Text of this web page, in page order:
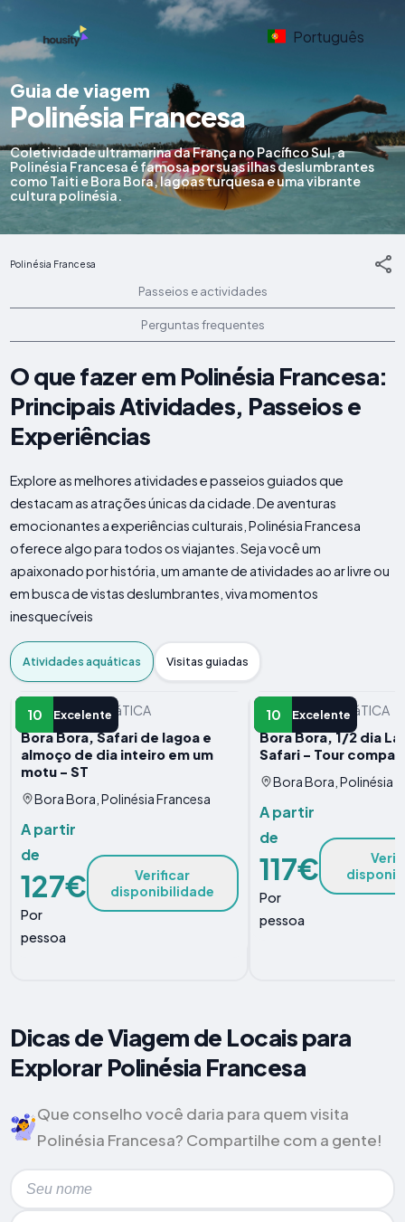
Português
Guia de viagem
Polinésia Francesa
Coletividade ultramarina da França no Pacífico Sul, a
Polinésia Francesa é famosa por suas ilhas deslumbrantes
como Taiti e Bora Bora, lagoas turquesa e uma vibrante
cultura polinésia.
Polinésia Francesa
Passeios e actividades
Perguntas frequentes
O que fazer em Polinésia Francesa:
Principais Atividades, Passeios e
Experiências
Explore as melhores atividades e passeios guiados que
destacam as atrações únicas da cidade. De aventuras
emocionantes a experiências culturais, Polinésia Francesa
oferece algo para todos os viajantes. Seja você um
apaixonado por história, um amante de atividades ao ar livre ou
em busca de vistas deslumbrantes, viva momentos
inesquecíveis
Atividades aquáticas Visitas guiadas
10 Excelente
ATIVIDADE AQUáTICA
Bora Bora, Safari de lagoa e
almoço de dia inteiro em um
motu - ST
Bora Bora, Polinésia Francesa
A partir
de
127€
Por
pessoa
Verificar
disponibilidade
10 Excelente
ATIVIDADE AQUáTICA
Bora Bora, 1/2 dia
Safari - Tour
Bora Bora, Polinésia
A partir
de
117€
Por
pessoa
Dicas de Viagem de Locais para
Explorar Polinésia Francesa
Que conselho você daria para quem visita
Polinésia Francesa? Compartilhe com a gente!